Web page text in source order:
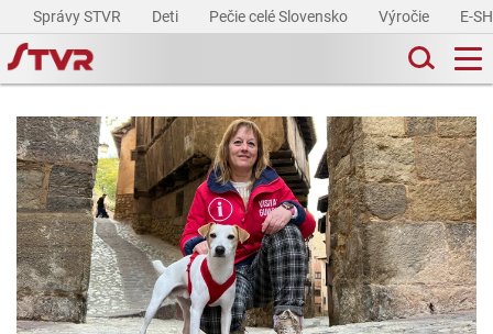
Správy STVR Deti Pečie celé Slovensko Výročie E-